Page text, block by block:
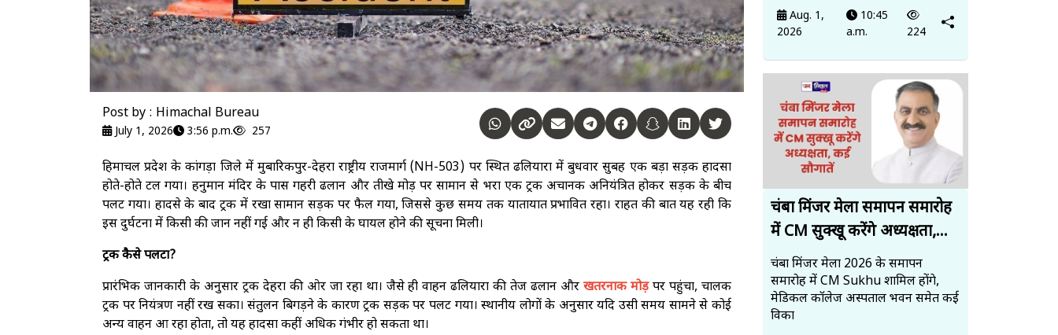
Post by : Himachal Bureau
July 1, 2026 3:56 p.m. 257
हिमाचल प्रदेश के कांगड़ा जिले में मुबारिकपुर-देहरा राष्ट्रीय राजमार्ग (NH-503) पर स्थित ढलियारा में बुधवार सुबह एक बड़ा सड़क हादसा
होते-होते टल गया। हनुमान मंदिर के पास गहरी ढलान और तीखे मोड़ पर सामान से भरा एक ट्रक अचानक अनियंत्रित होकर सड़क के बीच
पलट गया। हादसे के बाद ट्रक में रखा सामान सड़क पर फैल गया, जिससे कुछ समय तक यातायात प्रभावित रहा। राहत की बात यह रही कि
इस दुर्घटना में किसी की जान नहीं गई और न ही किसी के घायल होने की सूचना मिली।
ट्रक कैसे पलटा?
प्रारंभिक जानकारी के अनुसार ट्रक देहरा की ओर जा रहा था। जैसे ही वाहन ढलियारा की तेज ढलान और खतरनाक मोड़पर पहुंचा, चालक
ट्रक पर नियंत्रण नहीं रख सका। संतुलन बिगड़ने के कारण ट्रक सड़क पर पलट गया। स्थानीय लोगों के अनुसार यदि उसी समय सामने से कोई
अन्य वाहन आ रहा होता, तो यह हादसा कहीं अधिक गंभीर हो सकता था।
Aug. 1,
2026
10:45
a.m.
224
चंबा मिंजर मेला समापन समारोह
में CM सुक्खू करेंगे अध्यक्षता,...
चंबा मिंजर मेला 2026 के समापन
समारोह में CM Sukhu शामिल होंगे,
मेडिकल कॉलेज अस्पताल भवन समेत कई
विका